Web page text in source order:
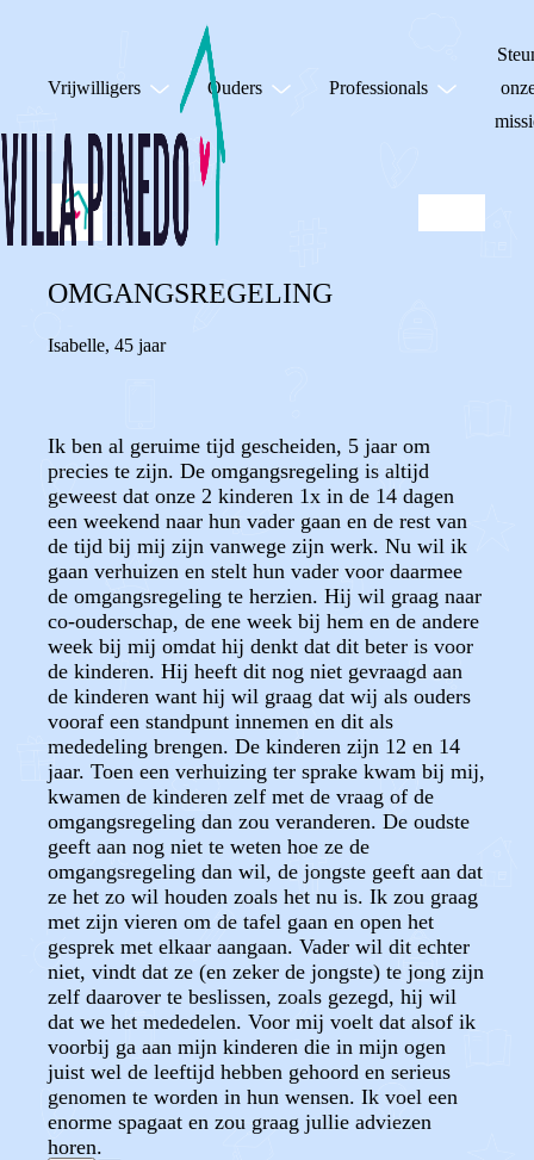
Vrijwilligers Ouders Professionals
OMGANGSREGELING
Isabelle, 45 jaar
Ik ben al geruime tijd gescheiden, 5 jaar om
precies te zijn. De omgangsregeling is altijd
geweest dat onze 2 kinderen 1x in de 14 dagen
een weekend naar hun vader gaan en de rest van
de tijd bij mij zijn vanwege zijn werk. Nu wil ik
gaan verhuizen en stelt hun vader voor daarmee
de omgangsregeling te herzien. Hij wil graag naar
co-ouderschap, de ene week bij hem en de andere
week bij mij omdat hij denkt dat dit beter is voor
de kinderen. Hij heeft dit nog niet gevraagd aan
de kinderen want hij wil graag dat wij als ouders
vooraf een standpunt innemen en dit als
mededeling brengen. De kinderen zijn 12 en 14
jaar. Toen een verhuizing ter sprake kwam bij mij,
kwamen de kinderen zelf met de vraag of de
omgangsregeling dan zou veranderen. De oudste
geeft aan nog niet te weten hoe ze de
omgangsregeling dan wil, de jongste geeft aan dat
ze het zo wil houden zoals het nu is. Ik zou graag
met zijn vieren om de tafel gaan en open het
gesprek met elkaar aangaan. Vader wil dit echter
niet, vindt dat ze (en zeker de jongste) te jong zijn
zelf daarover te beslissen, zoals gezegd, hij wil
dat we het mededelen. Voor mij voelt dat alsof ik
voorbij ga aan mijn kinderen die in mijn ogen
juist wel de leeftijd hebben gehoord en serieus
genomen te worden in hun wensen. Ik voel een
enorme spagaat en zou graag jullie adviezen
horen.